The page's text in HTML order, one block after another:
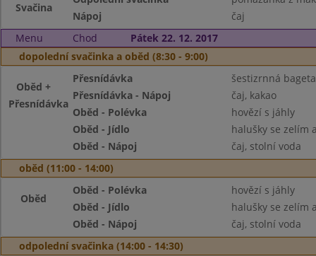
Svačina
Nápoj
čaj
Menu
Chod
Pátek 22. 12. 2017
dopolední svačinka a oběd (8:30 - 9:00)
Oběd +
Přesnídávka
Přesnídávka
šestizrnná
Přesnídávka - Nápoj
čaj, kakao
Oběd - Polévka
hovězí s jáhly
Oběd - Jídlo
halušky se zelím
Oběd - Nápoj
čaj, stolní voda
oběd (11:00 - 14:00)
Oběd
Oběd - Polévka
hovězí s jáhly
Oběd - Jídlo
halušky se zelím
Oběd - Nápoj
čaj, stolní voda
odpolední svačinka (14:00 - 14:30)